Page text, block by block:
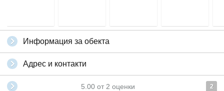
Информация за обекта
Адрес и контакти
5.00 от 2 оценки 2